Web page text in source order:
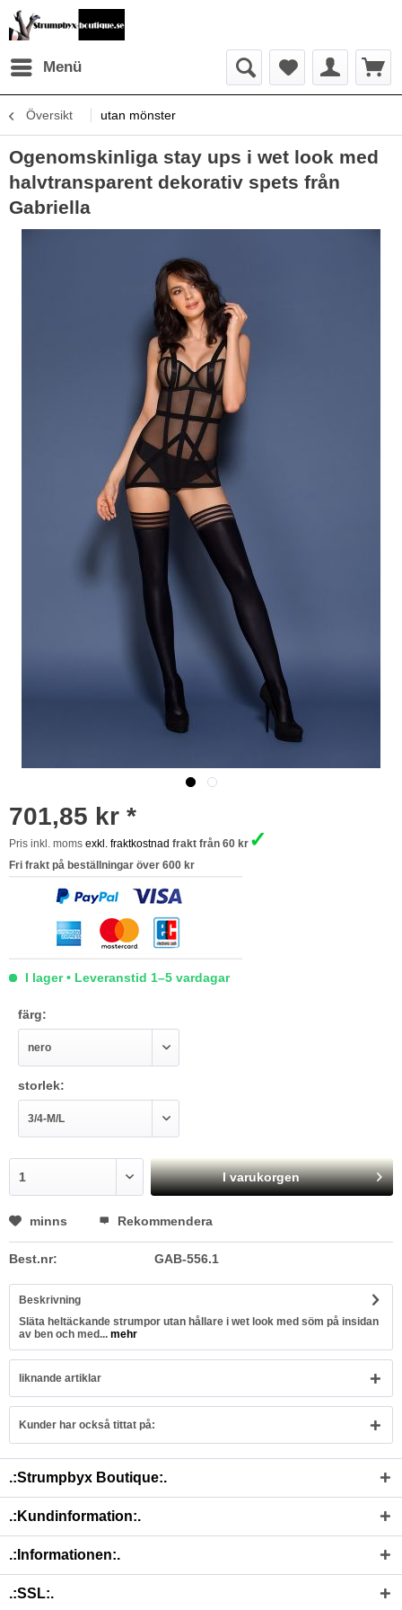
Menü
Översikt utan mönster
Ogenomskinliga stay ups i wet look med
halvtransparent dekorativ spets från
Gabriella
701,85 kr *
Pris inkl. moms exkl. fraktkostnad frakt från 60 kr ✓
Fri frakt på beställningar över 600 kr
I lager • Leveranstid 1–5 vardagar
färg:
storlek:
I varukorgen
minns Rekommendera
Best.nr: GAB-556.1
Beskrivning
Släta heltäckande strumpor utan hållare i wet look med söm på insidan
av ben och med... mehr
liknande artiklar
Kunder har också tittat på:
.:Strumpbyx Boutique:.
.:Kundinformation:.
.:Informationen:.
.:SSL:.